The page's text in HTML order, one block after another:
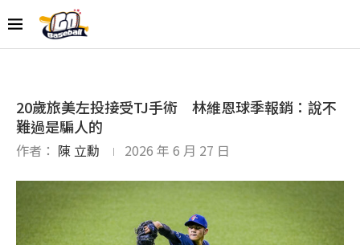
20歲旅美左投接受TJ手術 林維恩球季報銷：說不
難過是騙人的
作者： 陳 立勳 2026 年 6 月 27 日